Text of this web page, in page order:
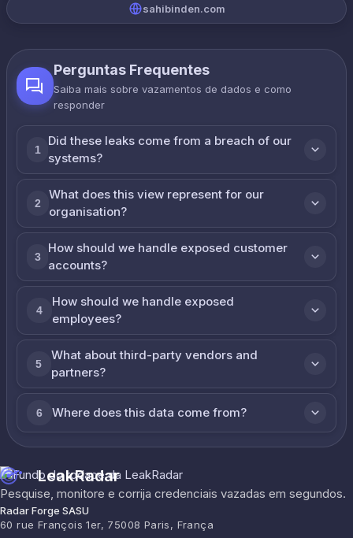
sahibinden.com
Perguntas Frequentes
Saiba mais sobre vazamentos de dados e como
responder
1
Did these leaks come from a breach of our
systems?
2
What does this view represent for our
organisation?
3
How should we handle exposed customer
accounts?
4
How should we handle exposed
employees?
5
What about third-party vendors and
partners?
6 Where does this data come from?
LeakRadar
Pesquise, monitore e corrija credenciais vazadas em segundos.
Radar Forge SASU
60 rue François 1er, 75008 Paris, França